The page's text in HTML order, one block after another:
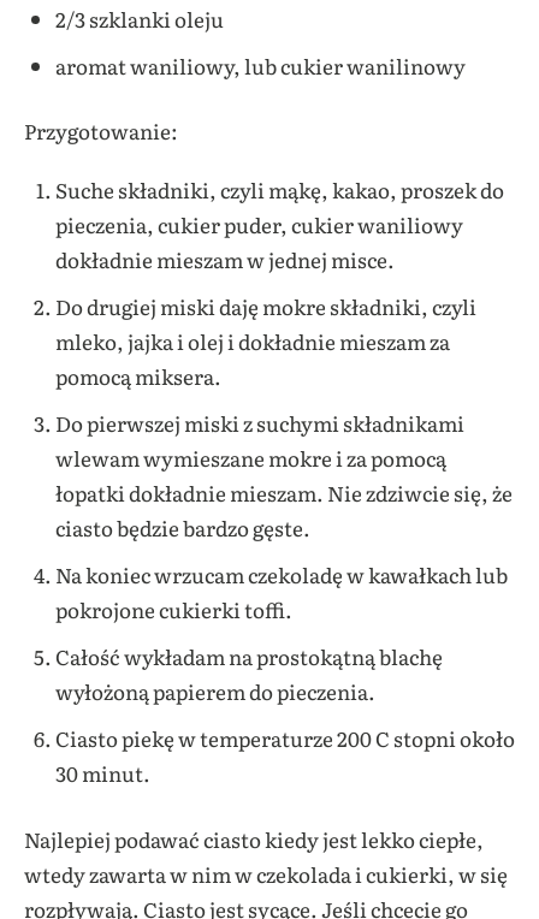
2/3 szklanki oleju
aromat waniliowy, lub cukier wanilinowy
Przygotowanie:
Suche składniki, czyli mąkę, kakao, proszek do
pieczenia, cukier puder, cukier waniliowy
dokładnie mieszam w jednej misce.
Do drugiej miski daję mokre składniki, czyli
mleko, jajka i olej i dokładnie mieszam za
pomocą miksera.
Do pierwszej miski z suchymi składnikami
wlewam wymieszane mokre i za pomocą
łopatki dokładnie mieszam. Nie zdziwcie się, że
ciasto będzie bardzo gęste.
Na koniec wrzucam czekoladę w kawałkach lub
pokrojone cukierki toffi.
Całość wykładam na prostokątną blachę
wyłożoną papierem do pieczenia.
Ciasto piekę w temperaturze 200 C stopni około
30 minut.
Najlepiej podawać ciasto kiedy jest lekko ciepłe,
wtedy zawarta w nim w czekolada i cukierki, w się
rozpływają. Ciasto jest sycące. Jeśli chcecie go